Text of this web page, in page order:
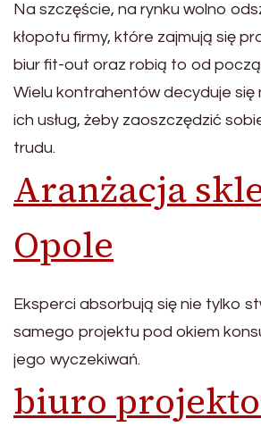
Na szczęście, na rynku wolno
kłopotu firmy, które zajmują się
biur fit-out oraz robią to od
Wielu kontrahentów decyduje się
ich usług, żeby zaoszczędzić
trudu.
Aranżacja
Opole
Eksperci absorbują się nie tylko
samego projektu pod okiem
jego wyczekiwań.
biuro